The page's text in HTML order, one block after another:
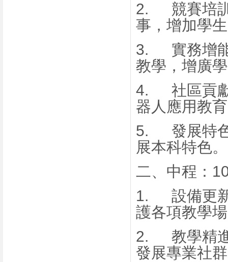
2.
競賽培
事，增加學
3.
實務增
教學，增廣
4.
社區貢
器人應用教
5.
發展特
展本科特色。
二、 中程：
1.
設備更
護各項教學
2.
教學精
發展專業社